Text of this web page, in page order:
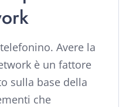
Avere la
è un fattore
sulla base della
che